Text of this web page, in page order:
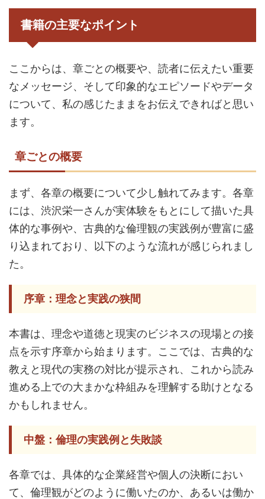
書籍の主要なポイント
ここからは、章ごとの概要や、読者に伝えたい重要
なメッセージ、そして印象的なエピソードやデータ
について、私の感じたままをお伝えできればと思い
ます。
章ごとの概要
まず、各章の概要について少し触れてみます。各章
には、渋沢栄一さんが実体験をもとにして描いた具
体的な事例や、古典的な倫理観の実践例が豊富に盛
り込まれており、以下のような流れが感じられまし
た。
序章：理念と実践の狭間
本書は、理念や道徳と現実のビジネスの現場との接
点を示す序章から始まります。ここでは、古典的な
教えと現代の実務の対比が提示され、これから読み
進める上での大まかな枠組みを理解する助けとなる
かもしれません。
中盤：倫理の実践例と失敗談
各章では、具体的な企業経営や個人の決断におい
て、倫理観がどのように働いたのか、あるいは働か